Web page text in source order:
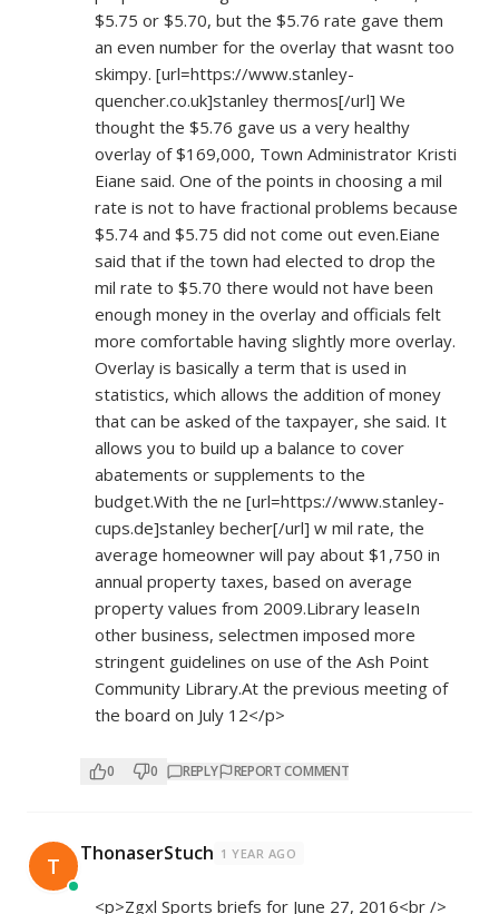
$5.75 or $5.70, but the $5.76 rate gave them
an even number for the overlay that wasnt too
skimpy. [url=https://www.stanley-
quencher.co.uk]stanley thermos[/url] We
thought the $5.76 gave us a very healthy
overlay of $169,000, Town Administrator Kristi
Eiane said. One of the points in choosing a mil
rate is not to have fractional problems because
$5.74 and $5.75 did not come out even.Eiane
said that if the town had elected to drop the
mil rate to $5.70 there would not have been
enough money in the overlay and officials felt
more comfortable having slightly more overlay.
Overlay is basically a term that is used in
statistics, which allows the addition of money
that can be asked of the taxpayer, she said. It
allows you to build up a balance to cover
abatements or supplements to the
budget.With the ne [url=https://www.stanley-
cups.de]stanley becher[/url] w mil rate, the
average homeowner will pay about $1,750 in
annual property taxes, based on average
property values from 2009.Library leaseIn
other business, selectmen imposed more
stringent guidelines on use of the Ash Point
Community Library.At the previous meeting of
the board on July 12</p>
0 0 REPLY REPORT COMMENT
T ThonaserStuch 1 YEAR AGO
<p>Zgxl Sports briefs for June 27, 2016<br />